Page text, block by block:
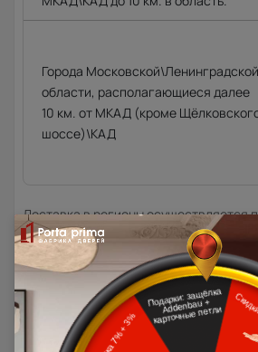
Города Московской\Ленинградской
области, располагающиеся далее
10 км. от МКАД (кроме
шоссе)\КАД
Доставка в регионы осуществляется
дилера в данном регионе или, при
сайта, отдельно рассчитывается
магазина.
Подробная информация о доставке